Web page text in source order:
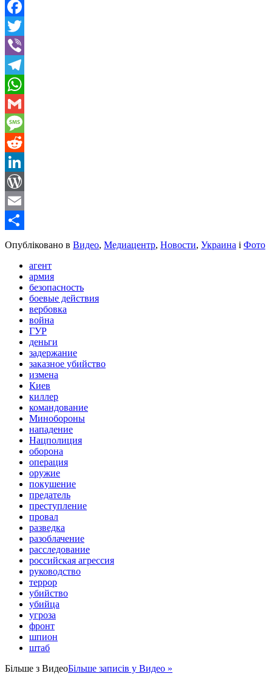
Facebook
Twitter
Viber
Telegram
WhatsApp
Gmail
Message
Reddit
LinkedIn
WordPress
Email
Share
Опубліковано в Видео, Медиацентр, Новости, Украина і Фото
агент
армия
безопасность
боевые действия
вербовка
война
ГУР
деньги
задержание
заказное убийство
измена
Киев
киллер
командование
Минобороны
нападение
Нацполиция
оборона
операция
оружие
покушение
предатель
преступление
провал
разведка
разоблачение
расследование
российская агрессия
руководство
террор
убийство
убийца
угроза
фронт
шпион
штаб
Більше з ВидеоБільше записів у Видео »